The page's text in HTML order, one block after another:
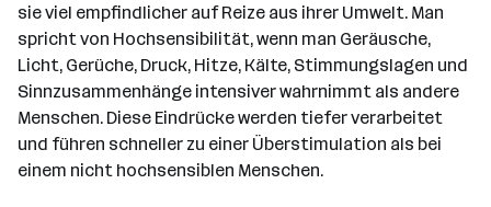
sie viel empfindlicher auf Reize aus ihrer Umwelt. Man
spricht von Hochsensibilität, wenn man Geräusche,
Licht, Gerüche, Druck, Hitze, Kälte, Stimmungslagen und
Sinnzusammenhänge intensiver wahrnimmt als andere
Menschen. Diese Eindrücke werden tiefer verarbeitet
und führen schneller zu einer Überstimulation als bei
einem nicht hochsensiblen Menschen.